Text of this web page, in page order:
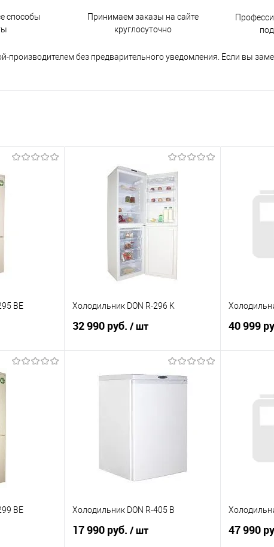
способы
Принимаем заказы на сайте
круглосуточно
без предварительного уведомления. Если вы
BE Холодильник DON R-296 K
32 990 руб. / шт 40 999
Купить
В
BE Холодильник DON R-405 B
17 990 руб. / шт 47 990